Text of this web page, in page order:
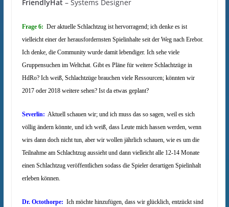
FriendlyHat – Systems Designer
Frage 6: Der aktuelle Schlachtzug ist hervorragend; ich denke es ist
vielleicht einer der herausfordernsten Spielinhalte seit der Weg nach Erebor.
Ich denke, die Community wurde damit lebendiger. Ich sehe viele
Gruppensuchen im Weltchat. Gibt es Pläne für weitere Schlachtzüge in
HdRo? Ich weiß, Schlachtzüge brauchen viele Ressourcen; könnten wir
2017 oder 2018 weitere sehen? Ist da etwas geplant?
Severlin: Aktuell schauen wir; und ich muss das so sagen, weil es sich
völlig ändern könnte, und ich weiß, dass Leute mich hassen werden, wenn
wirs dann doch nicht tun, aber wir wollen jährlich schauen, wie es um die
Teilnahme am Schlachtzug aussieht und dann vielleicht alle 12-14 Monate
einen Schlachtzug veröffentlichen sodass die Spieler derartigen Spielinhalt
erleben können.
Dr. Octothorpe: Ich möchte hinzufügen, dass wir glücklich, entzückt sind